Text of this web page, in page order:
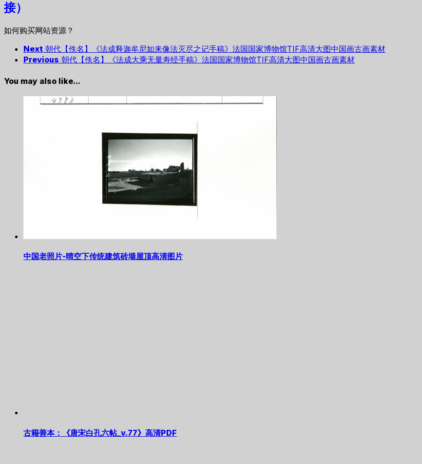
接）
如何购买网站资源？
Next 朝代【佚名】《法成释迦牟尼如来像法灭尽之记手稿》法国国家博物馆TIF高清大图中国画古画素材
Previous 朝代【佚名】《法成大乘无量寿经手稿》法国国家博物馆TIF高清大图中国画古画素材
You may also like...
中国老照片-晴空下传统建筑砖墙屋顶高清图片
古籍善本：《唐宋白孔六帖_v.77》高清PDF